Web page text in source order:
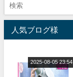
人気ブログ様
2025-08-05 23:54